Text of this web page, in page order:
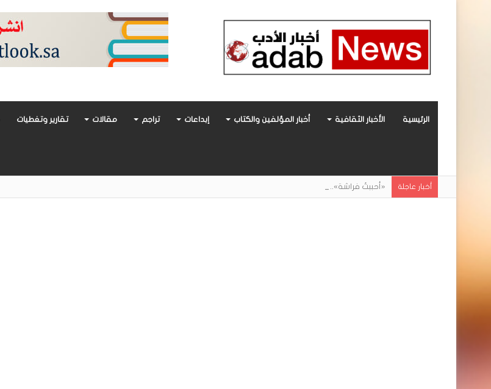
الرئيسية الأخبار الثقافية أخبار المؤلفين والكتاب إبداعات تراجم مقالات تقارير وتغطيات
أخبار عاجلة «أحببتُ فراشة».. رواية حديثة صادرة عن مركز الأدب العربي تغوص في هشاشة الحب وصراعات الذات